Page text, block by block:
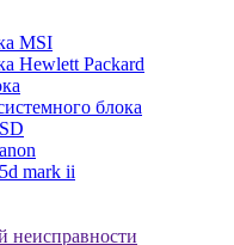
MSI
Hewlett Packard
блока
mark ii
неисправности